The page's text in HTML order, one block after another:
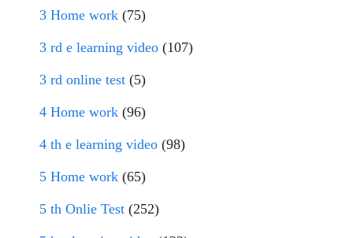
3 Home work (75)
3 rd e learning video (107)
3 rd online test (5)
4 Home work (96)
4 th e learning video (98)
5 Home work (65)
5 th Onlie Test (252)